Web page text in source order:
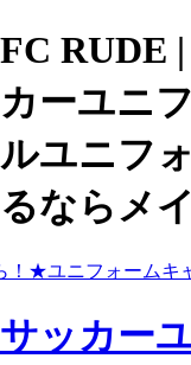
FC RUDE
カーユニ
ルユニフ
るならメ
★ユニフォームキ
サッカー